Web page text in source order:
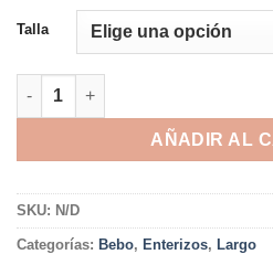
Talla
Enterizo Otto ML C/Gorro cantidad
AÑADIR AL
SKU: N/D
Categorías: Bebo, Enterizos, Largo